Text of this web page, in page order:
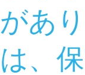
があ
は、